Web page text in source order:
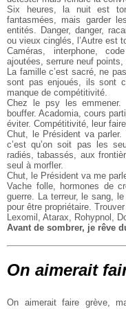
Six heures, la nuit est
fantasmées, mais garder
entités. Danger, danger,
ou vieux cinglés, l’Autre est
Caméras, interphone,
ajoutées, serrure neuf points,
La famille c’est sacré, ne
sont pas enjoués, ils sont
manque de compétitivité.
Chez le psy les
bouffer. Acadomia, cours
éviter. Compétitivité, leur
Chut, le Président va parler.
c’est qu’on soit pas les
radiés, tabassés, aux
seul à morfler.
Chut, le Président va me
Vache folle, hormones de
guerre. La terreur, le sang,
pour être propriétaire. Trouver
Lexomil, Atarax, Rohypnol,
Avant de sombrer, je rêve
On aimerait
On aimerait faire grève,